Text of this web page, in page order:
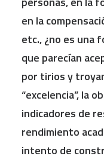
en la
etc., ¿no es una
que parecían
por tirios y
“excelencia”, la
indicadores de
rendimiento
intento de